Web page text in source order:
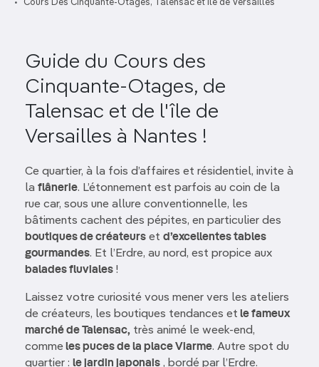
Cours Des Cinquante-Otages, Talensac et Île de Versailles
Guide du Cours des
Cinquante-Otages, de
Talensac et de l'île de
Versailles à Nantes !
Ce quartier, à la fois d’affaires et résidentiel, invite à
la flânerie. L’étonnement est parfois au coin de la
rue car, sous une allure conventionnelle, les
bâtiments cachent des pépites, en particulier des
boutiques de créateurs et d’excellentes tables
gourmandes. Et l’Erdre, au nord, est propice aux
balades fluviales !
Laissez votre curiosité vous mener vers les ateliers
de créateurs, les boutiques tendances et le fameux
marché de Talensac, très animé le week-end,
commeles puces de la place Viarme. Autre spot du
quartier : le jardin japonais , bordé par l’Erdre.